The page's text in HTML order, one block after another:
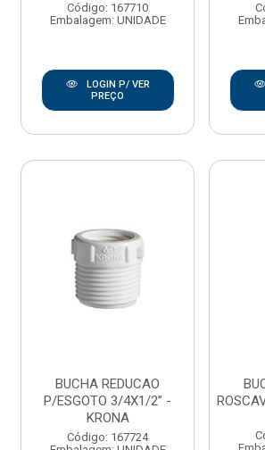
Código: 167710
Embalagem: UNIDADE
LOGIN P/ VER
PREÇO
BUCHA REDUCAO
P/ESGOTO 3/4X1/2” -
KRONA
Código: 167724